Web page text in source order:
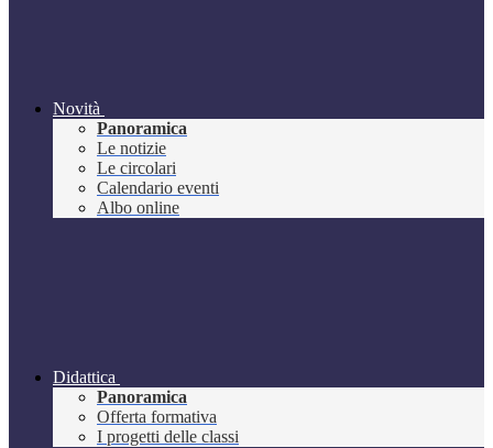
Novità
Panoramica
Le notizie
Le circolari
Calendario eventi
Albo online
Didattica
Panoramica
Offerta formativa
I progetti delle classi